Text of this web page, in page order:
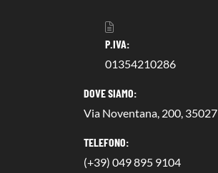
P.IVA:
01354210286
DOVE SIAMO:
Via Noventana, 200,
TELEFONO:
(+39) 049 895 9104